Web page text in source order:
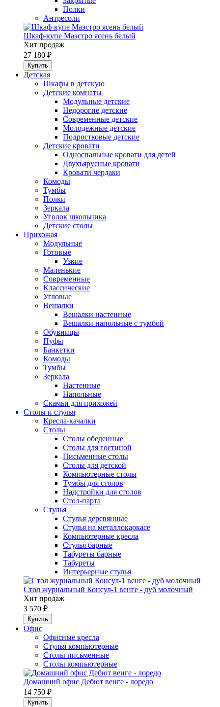
Полки
Антресоли
Шкаф-купе Маэстро ясень белый
Хит продаж
27 180 ₽
Детская
Шкафы в детскую
Детские комнаты
Модульные детские
Недорогие детские
Современные детские
Молодежные детские
Подростковые детские
Детские кровати
Односпальные кровати для детей
Двухъярусные кровати
Кровати чердаки
Комоды
Тумбы
Полки
Зеркала
Уголок школьника
Детские столы
Прихожая
Модульные
Готовые
Узкие
Маленькие
Современные
Классические
Угловые
Вешалки
Вешалки настенные
Вешалки напольные с тумбой
Обувницы
Пуфы
Банкетки
Комоды
Тумбы
Зеркала
Настенные
Напольные
Скамьи для прихожей
Столы и стулья
Кресла-качалки
Столы
Столы обеденные
Столы для гостиной
Письменные столы
Столы для детской
Компьютерные столы
Тумбы для столов
Надстройки для столов
Стол-парта
Стулья
Стулья деревянные
Стулья на металлокаркасе
Компьютерные кресла
Стулья барные
Табуреты барные
Табуреты
Интерьерные стулья
Стол журнальный Консул-1 венге - дуб молочный
Хит продаж
3 570 ₽
Офис
Офисные кресла
Стулья компьютерные
Столы письменные
Столы компьютерные
Домашний офис Дебют венге - лоредо
14 750 ₽